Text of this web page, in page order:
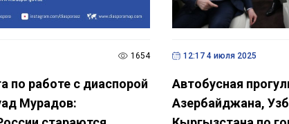
1654
по работе с диаспорой
Мурадов:
12:17 4 июля 2025
Автобусная
Азербайджана,